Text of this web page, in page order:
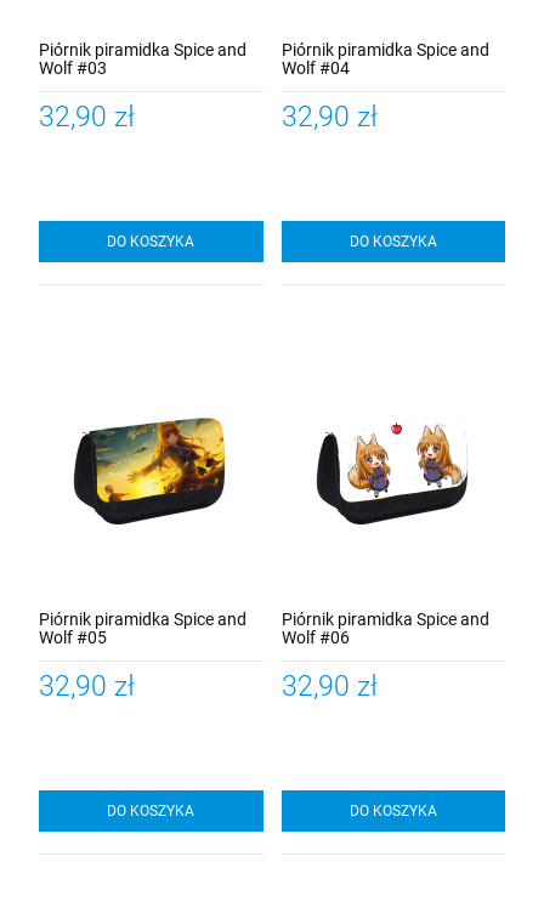
Piórnik piramidka Spice and
Wolf #03
32,90 zł
DO KOSZYKA
Piórnik piramidka Spice and
Wolf #04
32,90 zł
DO KOSZYKA
Piórnik piramidka Spice and
Wolf #05
32,90 zł
DO KOSZYKA
Piórnik piramidka Spice and
Wolf #06
32,90 zł
DO KOSZYKA